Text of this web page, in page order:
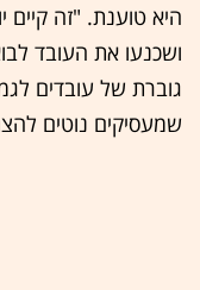
היא טוענת. "זה
ושכנעו את העובד
גוברת של עובדים
שמעסיקים נוטים